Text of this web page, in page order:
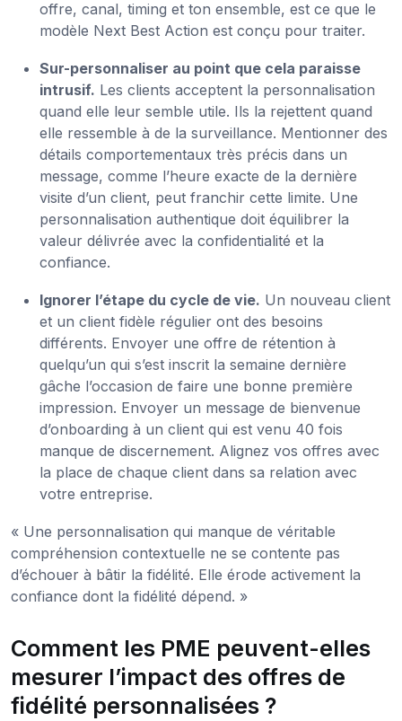
offre, canal, timing et ton ensemble, est ce que le
modèle Next Best Action est conçu pour traiter.
Sur-personnaliser au point que cela paraisse
intrusif. Les clients acceptent la personnalisation
quand elle leur semble utile. Ils la rejettent quand
elle ressemble à de la surveillance. Mentionner des
détails comportementaux très précis dans un
message, comme l’heure exacte de la dernière
visite d’un client, peut franchir cette limite. Une
personnalisation authentique doit équilibrer la
valeur délivrée avec la confidentialité et la
confiance.
Ignorer l’étape du cycle de vie. Un nouveau client
et un client fidèle régulier ont des besoins
différents. Envoyer une offre de rétention à
quelqu’un qui s’est inscrit la semaine dernière
gâche l’occasion de faire une bonne première
impression. Envoyer un message de bienvenue
d’onboarding à un client qui est venu 40 fois
manque de discernement. Alignez vos offres avec
la place de chaque client dans sa relation avec
votre entreprise.
« Une personnalisation qui manque de véritable
compréhension contextuelle ne se contente pas
d’échouer à bâtir la fidélité. Elle érode activement la
confiance dont la fidélité dépend. »
Comment les PME peuvent-elles
mesurer l’impact des offres de
fidélité personnalisées ?